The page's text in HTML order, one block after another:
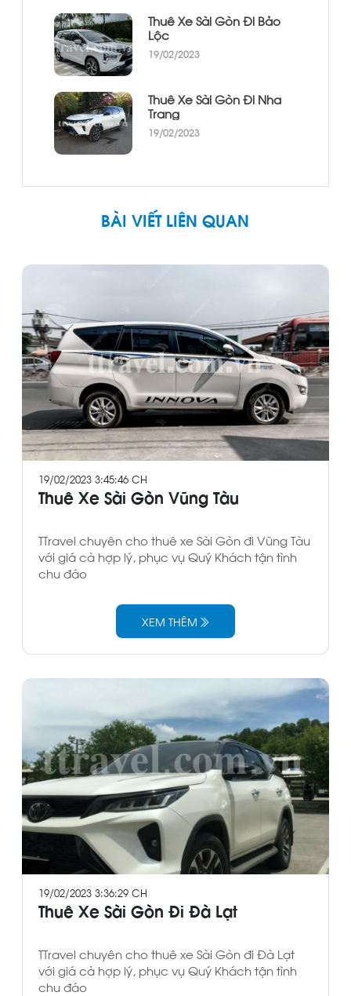
Thuê Xe Sài Gòn Đi Bảo
Lộc
19/02/2023
Thuê Xe Sài Gòn Đi Nha
Trang
19/02/2023
BÀI VIẾT LIÊN QUAN
19/02/2023 3:45:46 CH
Thuê Xe Sài Gòn Vũng Tàu
TTravel chuyên cho thuê xe Sài Gòn đi Vũng Tàu
với giá cả hợp lý, phục vụ Quý Khách tận tình
chu đáo
XEM THÊM
19/02/2023 3:36:29 CH
Thuê Xe Sài Gòn Đi Đà Lạt
TTravel chuyên cho thuê xe Sài Gòn đi Đà Lạt
với giá cả hợp lý, phục vụ Quý Khách tận tình
chu đáo